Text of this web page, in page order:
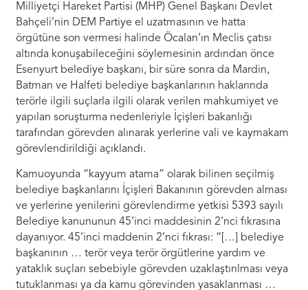
Milliyetçi Hareket Partisi (MHP) Genel Başkanı Devlet
Bahçeli’nin DEM Partiye el uzatmasının ve hatta
örgütüne son vermesi halinde Öcalan’ın Meclis çatısı
altında konuşabileceğini söylemesinin ardından önce
Esenyurt belediye başkanı, bir süre sonra da Mardin,
Batman ve Halfeti belediye başkanlarının haklarında
terörle ilgili suçlarla ilgili olarak verilen mahkumiyet ve
yapılan soruşturma nedenleriyle İçişleri bakanlığı
tarafından görevden alınarak yerlerine vali ve kaymakam
görevlendirildiği açıklandı.
Kamuoyunda “kayyum atama” olarak bilinen seçilmiş
belediye başkanlarını İçişleri Bakanının görevden alması
ve yerlerine yenilerini görevlendirme yetkisi 5393 sayılı
Belediye kanununun 45’inci maddesinin 2’nci fıkrasına
dayanıyor. 45’inci maddenin 2’nci fıkrası: “[…] belediye
başkanının … terör veya terör örgütlerine yardım ve
yataklık suçları sebebiyle görevden uzaklaştırılması veya
tutuklanması ya da kamu görevinden yasaklanması …